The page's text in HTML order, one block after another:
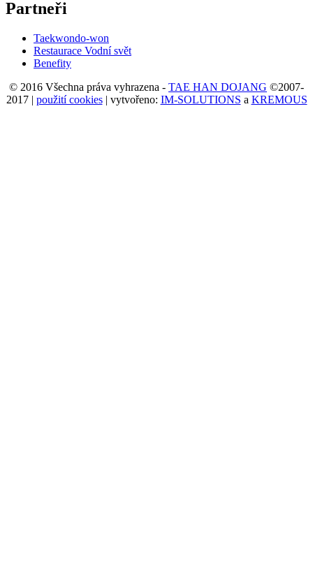
Partneři
Taekwondo-won
Restaurace Vodní svět
Benefity
© 2016 Všechna práva vyhrazena - TAE HAN DOJANG ©2007-
2017 | použití cookies| vytvořeno: IM-SOLUTIONS a KREMOUS